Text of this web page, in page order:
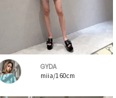
GYDA
miia/160cm